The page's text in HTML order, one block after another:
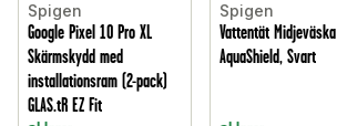
Spigen
Google Pixel 10 Pro XL
Skärmskydd med
installationsram (2-pack)
GLAS.tR EZ Fit
Spigen
Vattentät Midjeväska
AquaShield, Svart